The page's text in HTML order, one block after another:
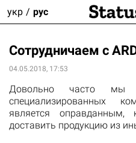
укр рус
Сотрудничаем с
04.05.2018, 17:53
Довольно часто мы
специализированных
является
доставить продукцию из